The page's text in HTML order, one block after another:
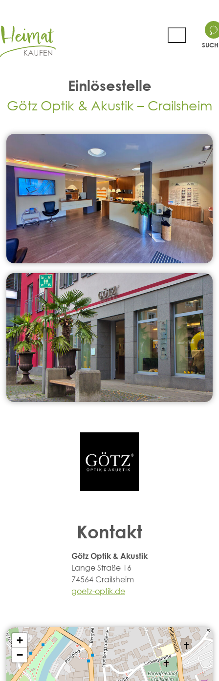
Einlösestelle
Götz Optik & Akustik – Crailsheim
Kontakt
Götz Optik & Akustik
Lange Straße 16
74564 Crailsheim
goetz-optik.de
+
−